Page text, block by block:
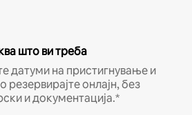
што ви треба
датуми на пристигнување и
резервирајте онлајн, без
и документација.*